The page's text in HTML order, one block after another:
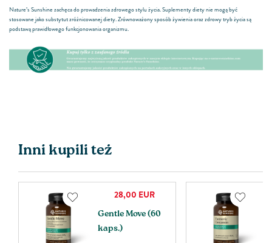
Nature’s Sunshine zachęca do prowadzenia zdrowego stylu życia. Suplementy diety nie mogą być
stosowane jako substytut zróżnicowanej diety. Zrównoważony sposób żywienia oraz zdrowy tryb życia są
podstawą prawidłowego funkcjonowania organizmu.
Inni kupili też
28,00 EUR
Gentle Move (60
kaps.)